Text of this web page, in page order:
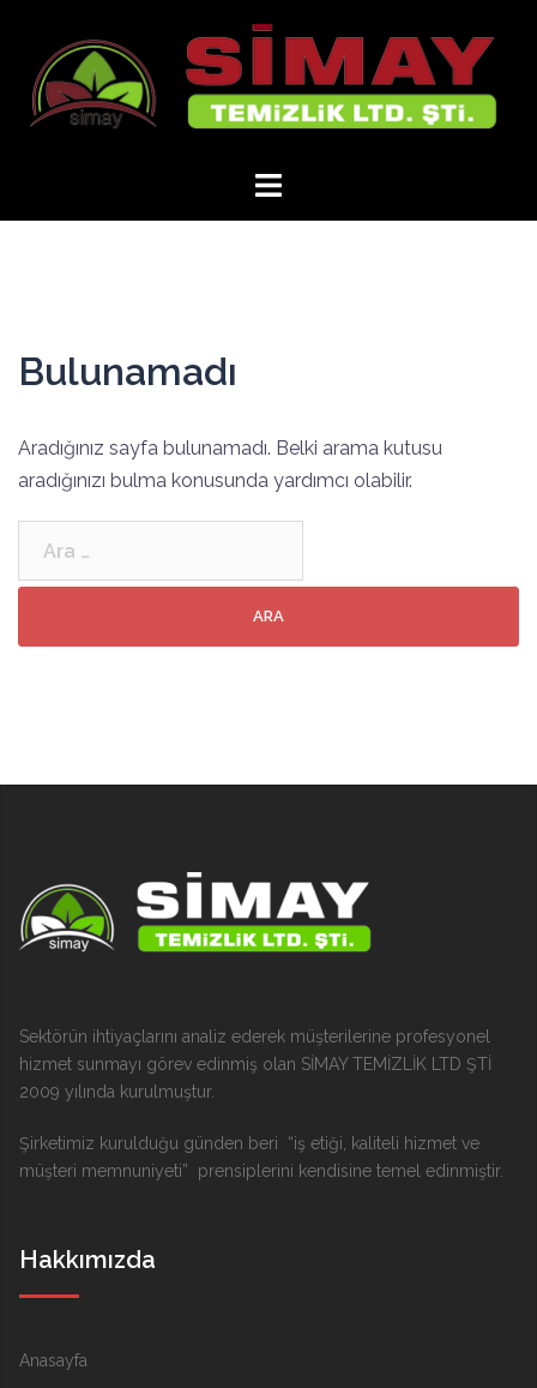
Bulunamadı
Aradığınız sayfa bulunamadı. Belki arama kutusu
aradığınızı bulma konusunda yardımcı olabilir.
Sektörün ihtiyaçlarını analiz ederek müşterilerine profesyonel
hizmet sunmayı görev edinmiş olan SİMAY TEMİZLİK LTD ŞTİ
2009 yılında kurulmuştur.
Şirketimiz kurulduğu günden beri “iş etiği, kaliteli hizmet ve
müşteri memnuniyeti” prensiplerini kendisine temel edinmiştir.
Hakkımızda
Anasayfa